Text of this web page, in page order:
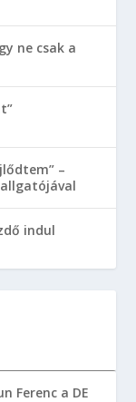
ne csak a
–
indul
Ferenc a DE